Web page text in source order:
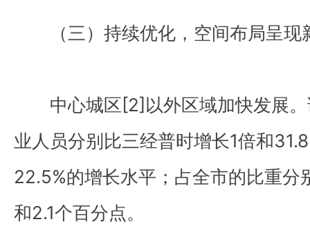
（三）持续优化，空间布局呈现
中心城区[2]以外区域加快发展
业人员分别比三经普时增长1倍和
22.5%的增长水平；占全市的比重分
和2.1个百分点。